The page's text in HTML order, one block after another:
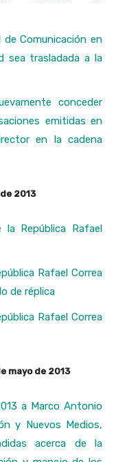
de Comunicación en
sea trasladada a la
conceder
emitidas en
en la cadena
2013
la República Rafael
Rafael Correa
de réplica
Rafael Correa
mayo de 2013
a Marco Antonio
y Nuevos Medios,
acerca de la